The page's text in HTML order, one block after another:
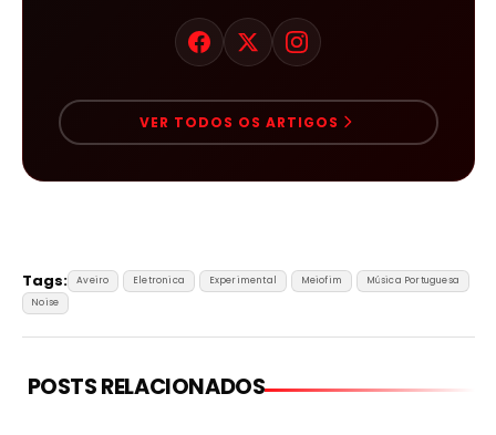
VER TODOS OS ARTIGOS
Tags: Aveiro Eletronica Experimental Meiofim
Música Portuguesa
Noise
POSTS RELACIONADOS